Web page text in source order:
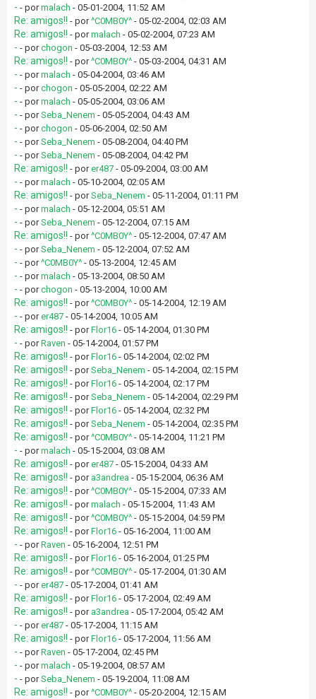
- - pormalach - 05-01-2004, 11:52 AM
Re: amigos!! - por^C0MB0Y^ - 05-02-2004, 02:03 AM
Re: amigos!! - pormalach - 05-02-2004, 07:23 AM
- - porchogon - 05-03-2004, 12:53 AM
Re: amigos!! - por^C0MB0Y^ - 05-03-2004, 04:31 AM
- - pormalach - 05-04-2004, 03:46 AM
- - porchogon - 05-05-2004, 02:22 AM
- - pormalach - 05-05-2004, 03:06 AM
- - porSeba_Nenem - 05-05-2004, 04:43 AM
- - porchogon - 05-06-2004, 02:50 AM
- - porSeba_Nenem - 05-08-2004, 04:40 PM
- - porSeba_Nenem - 05-08-2004, 04:42 PM
Re: amigos!! - porer487 - 05-09-2004, 03:00 AM
- - pormalach - 05-10-2004, 02:05 AM
Re: amigos!! - porSeba_Nenem - 05-11-2004, 01:11 PM
- - pormalach - 05-12-2004, 05:51 AM
- - porSeba_Nenem - 05-12-2004, 07:15 AM
Re: amigos!! - por^C0MB0Y^ - 05-12-2004, 07:47 AM
- - porSeba_Nenem - 05-12-2004, 07:52 AM
- - por^C0MB0Y^ - 05-13-2004, 12:45 AM
- - pormalach - 05-13-2004, 08:50 AM
- - porchogon - 05-13-2004, 10:00 AM
Re: amigos!! - por^C0MB0Y^ - 05-14-2004, 12:19 AM
- - porer487 - 05-14-2004, 10:05 AM
Re: amigos!! - porFlor16 - 05-14-2004, 01:30 PM
- - porRaven - 05-14-2004, 01:57 PM
Re: amigos!! - porFlor16 - 05-14-2004, 02:02 PM
Re: amigos!! - porSeba_Nenem - 05-14-2004, 02:15 PM
Re: amigos!! - porFlor16 - 05-14-2004, 02:17 PM
Re: amigos!! - porSeba_Nenem - 05-14-2004, 02:29 PM
Re: amigos!! - porFlor16 - 05-14-2004, 02:32 PM
Re: amigos!! - porSeba_Nenem - 05-14-2004, 02:35 PM
Re: amigos!! - por^C0MB0Y^ - 05-14-2004, 11:21 PM
- - pormalach - 05-15-2004, 03:08 AM
Re: amigos!! - porer487 - 05-15-2004, 04:33 AM
Re: amigos!! - por a3andrea - 05-15-2004, 06:36 AM
Re: amigos!! - por^C0MB0Y^ - 05-15-2004, 07:33 AM
Re: amigos!! - pormalach - 05-15-2004, 11:43 AM
Re: amigos!! - por^C0MB0Y^ - 05-15-2004, 04:59 PM
Re: amigos!! - porFlor16 - 05-16-2004, 11:00 AM
- - porRaven - 05-16-2004, 12:51 PM
Re: amigos!! - porFlor16 - 05-16-2004, 01:25 PM
Re: amigos!! - por^C0MB0Y^ - 05-17-2004, 01:30 AM
- - porer487 - 05-17-2004, 01:41 AM
Re: amigos!! - porFlor16 - 05-17-2004, 02:49 AM
Re: amigos!! - por a3andrea - 05-17-2004, 05:42 AM
- - porer487 - 05-17-2004, 11:15 AM
Re: amigos!! - porFlor16 - 05-17-2004, 11:56 AM
- - porRaven - 05-17-2004, 02:45 PM
- - pormalach - 05-19-2004, 08:57 AM
- - porSeba_Nenem - 05-19-2004, 11:08 AM
Re: amigos!! - por^C0MB0Y^ - 05-20-2004, 12:15 AM